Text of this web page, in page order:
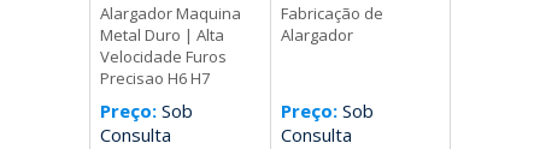
Alargador Maquina
Metal Duro | Alta
Velocidade Furos
Precisao H6 H7
Preço: Sob
Consulta
Fabricação de
Alargador
Preço:Sob
Consulta